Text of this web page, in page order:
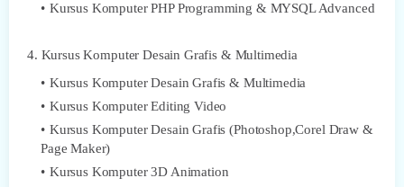
Kursus Komputer PHP Programming & MYSQL Advanced
4. Kursus Komputer Desain Grafis & Multimedia
Kursus Komputer Desain Grafis & Multimedia
Kursus Komputer Editing Video
Kursus Komputer Desain Grafis (Photoshop,Corel Draw &
Page Maker)
Kursus Komputer 3D Animation